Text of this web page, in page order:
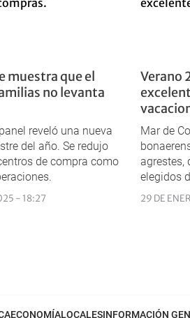
muestra que el
no levanta
reveló una nueva
del año. Se redujo
de compra como
- 18:27
Verano
Mar de
agrestes,
elegidos
29 DE
ECONOMÍALOCALESINFORMACIÓN